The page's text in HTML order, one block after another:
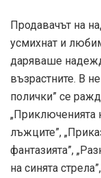
Продавачът на
усмихнат и
даряваше
възрастните. В
полички” се
„Приключенията
лъжците”,
фантазията”,
на синята